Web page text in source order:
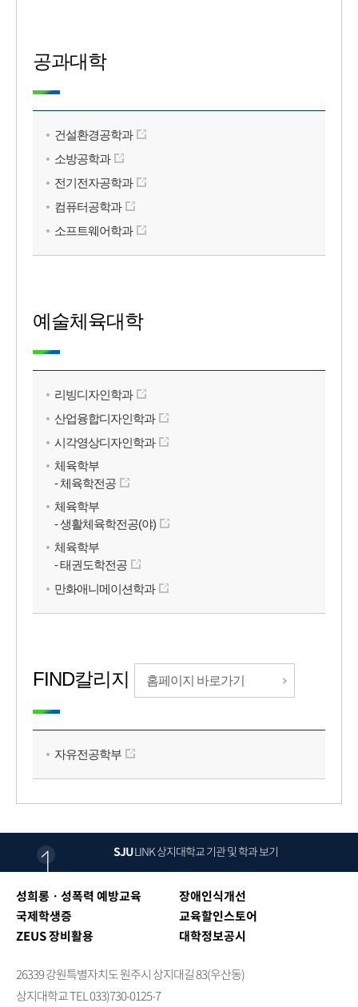
공과대학
건설환경공학과
소방공학과
전기전자공학과
컴퓨터공학과
소프트웨어학과
예술체육대학
리빙디자인학과
산업융합디자인학과
시각영상디자인학과
체육학부
- 체육학전공
체육학부
- 생활체육학전공(야)
체육학부
- 태권도학전공
만화애니메이션학과
FIND칼리지 홈페이지 바로가기
자유전공학부
SJULINK상지대학교 기관 및 학과 보기
성희롱ㆍ성폭력 예방교육
장애인식개선
국제학생증
교육할인스토어
ZEUS 장비활용
대학정보공시
26339 강원특별자치도 원주시 상지대길 83(우산동)
상지대학교 TEL 033)730-0125-7